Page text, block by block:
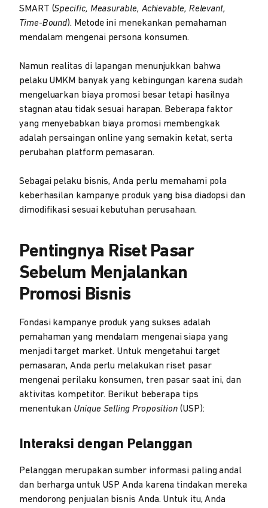
SMART (Specific, Measurable, Achievable, Relevant,
Time-Bound). Metode ini menekankan pemahaman
mendalam mengenai persona konsumen.
Namun realitas di lapangan menunjukkan bahwa
pelaku UMKM banyak yang kebingungan karena sudah
mengeluarkan biaya promosi besar tetapi hasilnya
stagnan atau tidak sesuai harapan. Beberapa faktor
yang menyebabkan biaya promosi membengkak
adalah persaingan online yang semakin ketat, serta
perubahan platform pemasaran.
Sebagai pelaku bisnis, Anda perlu memahami pola
keberhasilan kampanye produk yang bisa diadopsi dan
dimodifikasi sesuai kebutuhan perusahaan.
Pentingnya Riset Pasar
Sebelum Menjalankan
Promosi Bisnis
Fondasi kampanye produk yang sukses adalah
pemahaman yang mendalam mengenai siapa yang
menjadi target market. Untuk mengetahui target
pemasaran, Anda perlu melakukan riset pasar
mengenai perilaku konsumen, tren pasar saat ini, dan
aktivitas kompetitor. Berikut beberapa tips
menentukan Unique Selling Proposition (USP):
Interaksi dengan Pelanggan
Pelanggan merupakan sumber informasi paling andal
dan berharga untuk USP Anda karena tindakan mereka
mendorong penjualan bisnis Anda. Untuk itu, Anda